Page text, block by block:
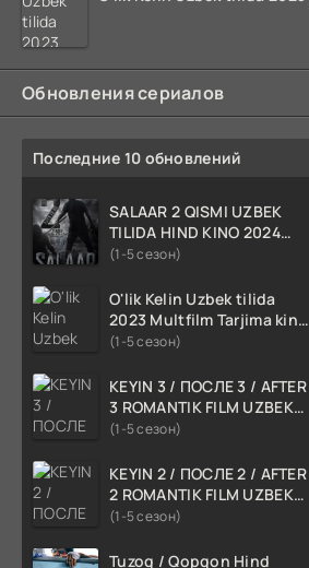
Обновления сериалов
Последние 10 обновлений
SALAAR 2 QISMI UZBEK
TILIDA HIND KINO 2024
TARJIMA 720p HD Skachat
(1-5 сезон)
O'lik Kelin Uzbek tilida
2023 Multfilm Tarjima kino
skachat
(1-5 сезон)
KEYIN 3 / ПОСЛЕ 3 / AFTER
3 ROMANTIK FILM UZBEK
TILIDA 2021 TARJIMA FILM
(1-5 сезон)
KEYIN 2 / ПОСЛЕ 2 / AFTER
2 ROMANTIK FILM UZBEK
TILIDA 2020 TARJIMA FILM
(1-5 сезон)
Tuzoq / Qopqon Hind